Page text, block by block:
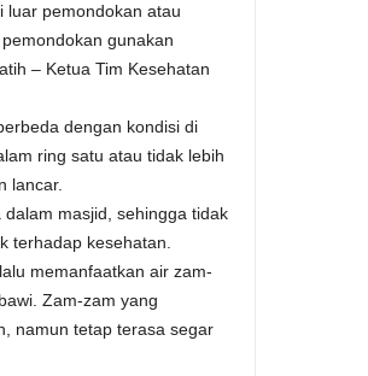
luar pemondokan atau
gunakan
– Ketua Tim Kesehatan
dengan kondisi di
ring satu atau tidak lebih
lancar.
masjid, sehingga tidak
terhadap kesehatan.
memanfaatkan air zam-
Zam-zam yang
namun tetap terasa segar